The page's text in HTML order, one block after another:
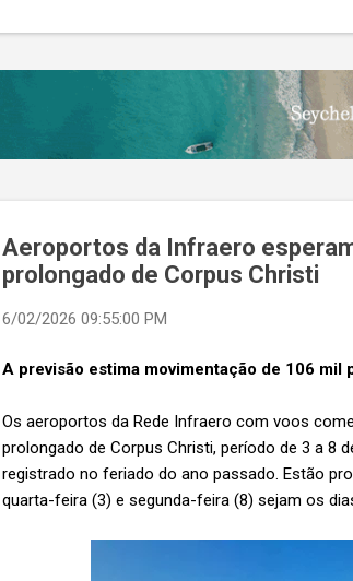
lucro líquido médio de apenas US$ 8 por
Aeroportos da Infraero
prolongado de Corpus Christi
6/02/2026 09:55:00 PM
A previsão estima movimentação de 106 mil
Os aeroportos da Rede Infraero com voos
prolongado de Corpus Christi, período de 3 a 8
registrado no feriado do ano passado. Estão
quarta-feira (3) e segunda-feira (8) sejam os